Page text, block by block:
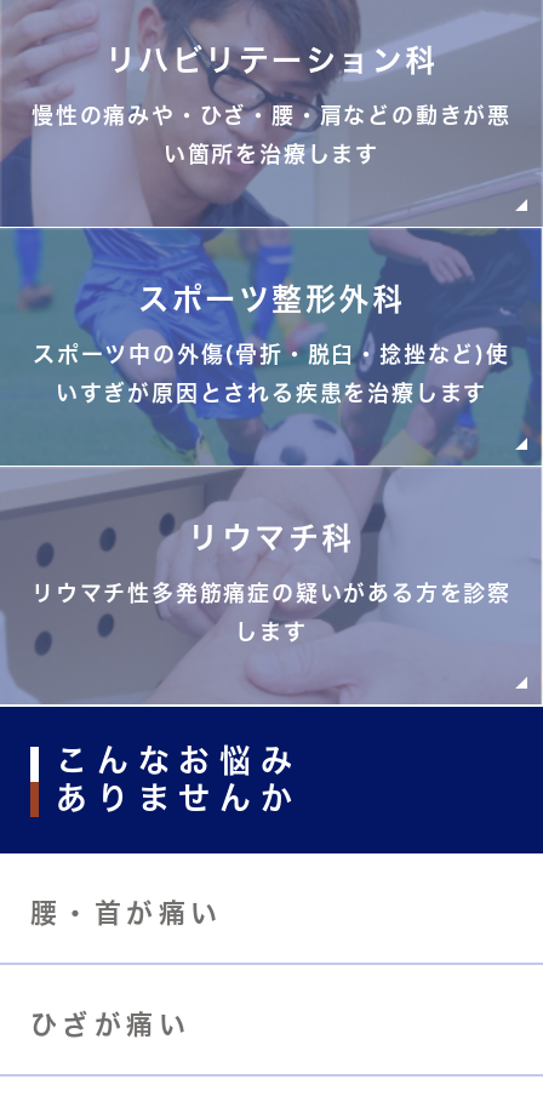
リハビリテーション科
慢性の痛みや・ひざ・腰・肩などの動きが悪
い箇所を治療します
スポーツ整形外科
スポーツ中の外傷(骨折・脱臼・捻挫など)使
いすぎが原因とされる疾患を治療します
リウマチ科
リウマチ性多発筋痛症の疑いがある方を診察
します
こんなお悩み
ありませんか
腰・首が痛い
ひざが痛い